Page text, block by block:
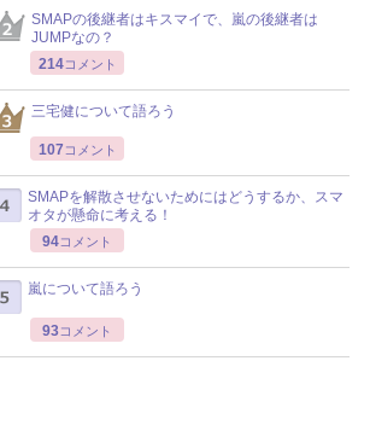
SMAPの後継者はキスマイで、嵐の後継者は
JUMPなの？
214コメント
三宅健について語ろう
107 コメント
SMAPを解散させないためにはどうするか、スマ
オタが懸命に考える！
94コメント
嵐について語ろう
93コメント